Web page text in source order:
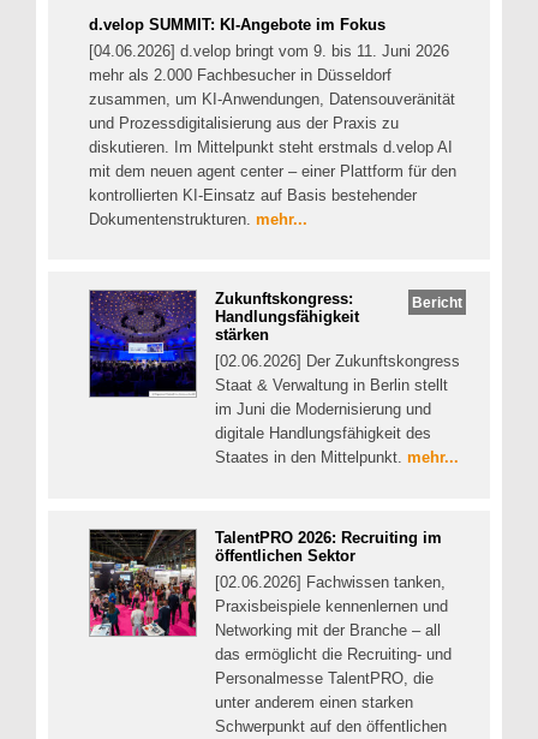
d.velop SUMMIT: KI-Angebote im Fokus
[04.06.2026] d.velop bringt vom 9. bis 11. Juni 2026
mehr als 2.000 Fachbesucher in Düsseldorf
zusammen, um KI-Anwendungen, Datensouveränität
und Prozessdigitalisierung aus der Praxis zu
diskutieren. Im Mittelpunkt steht erstmals d.velop AI
mit dem neuen agent center – einer Plattform für den
kontrollierten KI-Einsatz auf Basis bestehender
Dokumentenstrukturen. mehr...
Bericht
Zukunftskongress:
Handlungsfähigkeit
stärken
[02.06.2026] Der Zukunftskongress
Staat & Verwaltung in Berlin stellt
im Juni die Modernisierung und
digitale Handlungsfähigkeit des
Staates in den Mittelpunkt. mehr...
TalentPRO 2026: Recruiting im
öffentlichen Sektor
[02.06.2026] Fachwissen tanken,
Praxisbeispiele kennenlernen und
Networking mit der Branche – all
das ermöglicht die Recruiting- und
Personalmesse TalentPRO, die
unter anderem einen starken
Schwerpunkt auf den öffentlichen